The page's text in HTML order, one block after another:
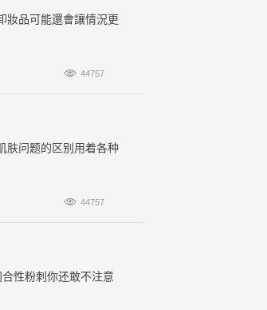
妝品可能還會讓情況更
 44757
肤问题的区别用着各种
 44757
性粉刺你还敢不注意